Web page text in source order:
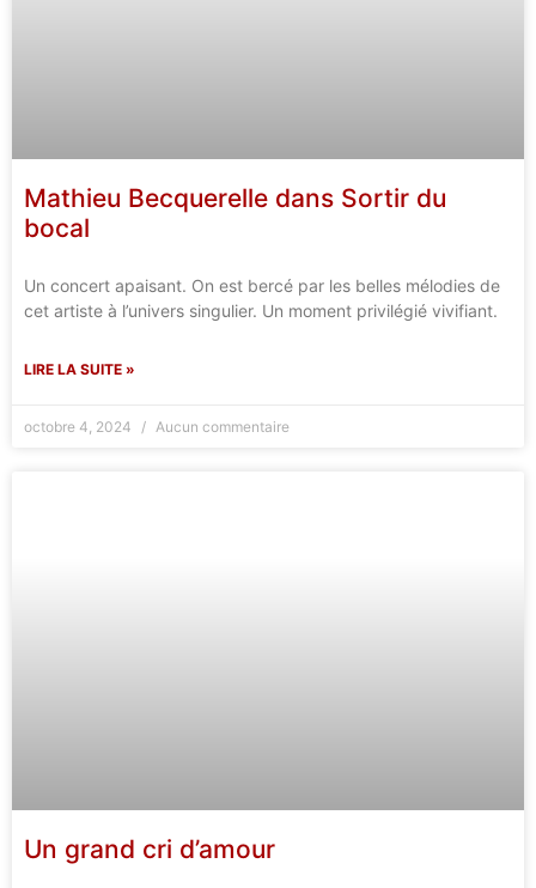
Mathieu Becquerelle dans Sortir du
bocal
Un concert apaisant. On est bercé par les belles mélodies de
cet artiste à l’univers singulier. Un moment privilégié vivifiant.
LIRE LA SUITE »
octobre 4, 2024 Aucun commentaire
Un grand cri d’amour